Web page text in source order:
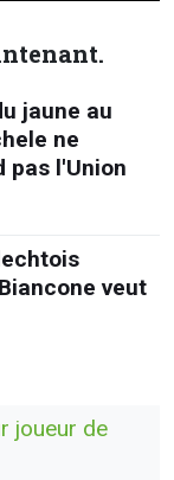
jaune au
ne
pas l'Union
veut
joueur de